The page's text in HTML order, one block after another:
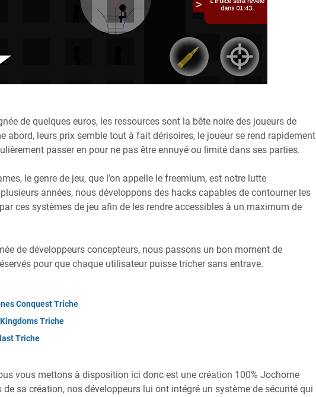
de quelques euros, les ressources sont la bête noire des joueurs de
abord, leurs prix semble tout à fait dérisoires, le joueur se rend rapidement
passer en pour ne pas être ennuyé ou limité dans ses parties.
le genre de jeu, que l’on appelle le freemium, est notre lutte
années, nous développons des hacks capables de contourner les
ces systèmes de jeu afin de les rendre accessibles à un maximum de
de développeurs concepteurs, nous passons un bon moment de
pour que chaque utilisateur puisse tricher sans entrave.
Conquest Triche
Triche
Triche
vous mettons à disposition ici donc est une création 100% Jochorne
de sa création, nos développeurs lui ont intégré un système de sécurité qui